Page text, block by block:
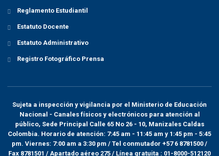
Reglamento Estudiantil
Estatuto Docente
Estatuto Administrativo
Registro Fotográfico Prensa
Sujeta a inspección y vigilancia por el Ministerio de Educación
Nacional - Canales físicos y electrónicos para atención al
público, Sede Principal Calle 65 No 26 - 10, Manizales Caldas
Colombia. Horario de atención: 7:45 am - 11:45 am y 1:45 pm - 5:45
pm. Viernes: 7:00 am a 3:30 pm / Tel conmutador +57 6 8781500 /
Fax 8781501 / Apartado aéreo 275 / Línea gratuita : 01-8000-512120